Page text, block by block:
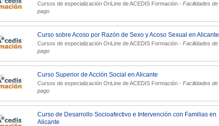
Cursos de especialización OnLine deACEDIS Formación - Facilidades de
pago
Curso sobre Acoso por Razón de Sexo y Acoso Sexual en Alicante
Cursos de especialización OnLine deACEDIS Formación - Facilidades de
pago
Curso Superior de Acción Social en Alicante
Cursos de especialización OnLine deACEDIS Formación - Facilidades de
pago
Curso de Desarrollo Socioafectivo e Intervención con Familias en
Alicante